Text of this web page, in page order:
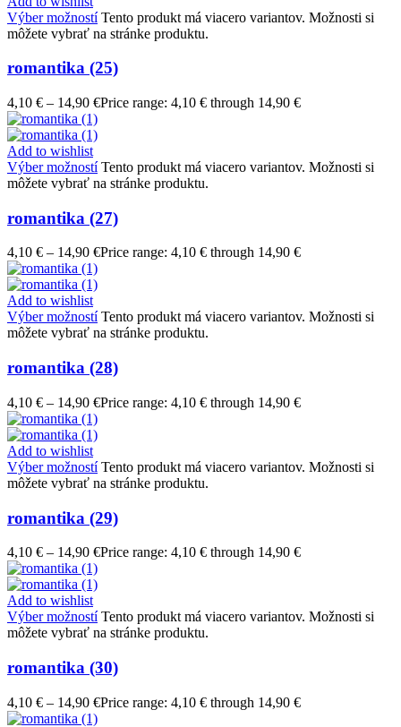
Výber možností Tento produkt má viacero variantov. Možnosti si
môžete vybrať na stránke produktu.
romantika (25)
4,10 € – 14,90 €Price range: 4,10 € through 14,90 €
Add to wishlist
Výber možností Tento produkt má viacero variantov. Možnosti si
môžete vybrať na stránke produktu.
romantika (27)
4,10 € – 14,90 €Price range: 4,10 € through 14,90 €
Add to wishlist
Výber možností Tento produkt má viacero variantov. Možnosti si
môžete vybrať na stránke produktu.
romantika (28)
4,10 € – 14,90 €Price range: 4,10 € through 14,90 €
Add to wishlist
Výber možností Tento produkt má viacero variantov. Možnosti si
môžete vybrať na stránke produktu.
romantika (29)
4,10 € – 14,90 €Price range: 4,10 € through 14,90 €
Add to wishlist
Výber možností Tento produkt má viacero variantov. Možnosti si
môžete vybrať na stránke produktu.
romantika (30)
4,10 € – 14,90 €Price range: 4,10 € through 14,90 €